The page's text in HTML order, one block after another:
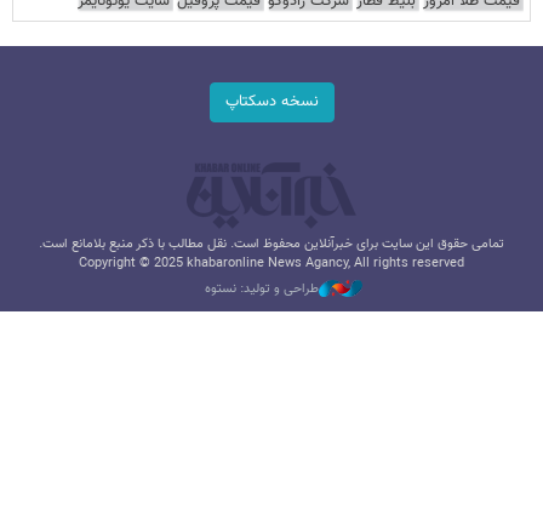
نسخه دسکتاپ
تمامی حقوق این سایت برای خبرآنلاین محفوظ است. نقل مطالب با ذکر منبع بلامانع است.
Copyright © 2025 khabaronline News Agancy, All rights reserved
طراحی و تولید: نستوه